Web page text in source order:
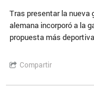
Tras presentar la nueva
alemana incorporó a la
propuesta más
Compartir